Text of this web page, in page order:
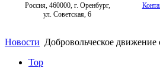
Россия, 460000, г. Оренбург,
ул. Советская, 6
Новости Добровольческое
Top